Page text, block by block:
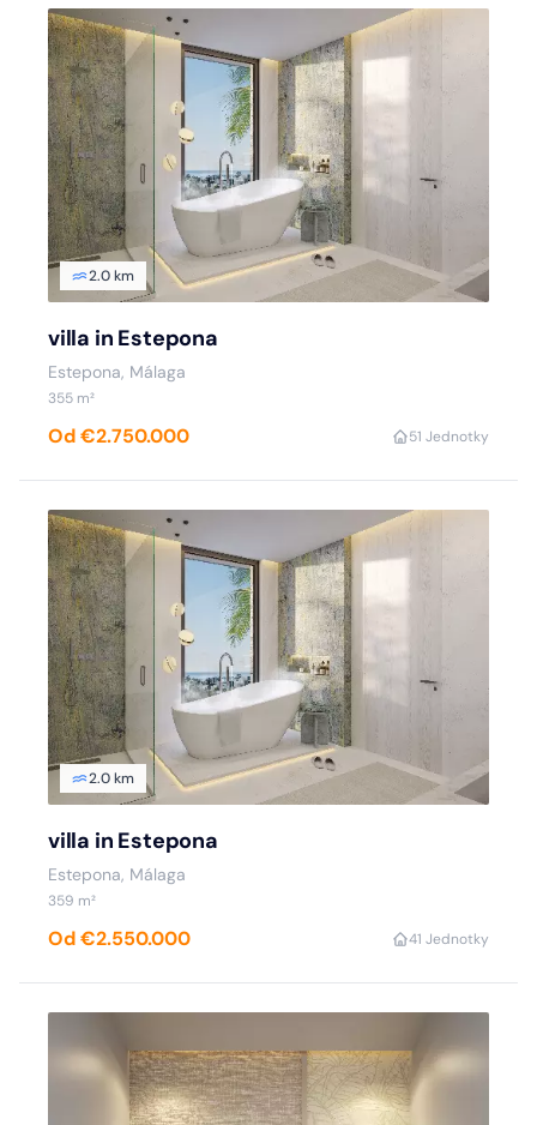
2.0 km
villa in Estepona
Estepona, Málaga
355 m²
Od €2.750.000 51 Jednotky
2.0 km
villa in Estepona
Estepona, Málaga
359 m²
Od €2.550.000 41 Jednotky